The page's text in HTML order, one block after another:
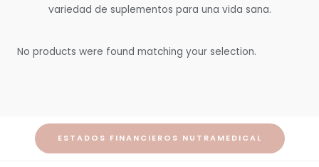
variedad de suplementos para una vida sana.
No products were found matching your selection.
ESTADOS FINANCIEROS NUTRAMEDICAL